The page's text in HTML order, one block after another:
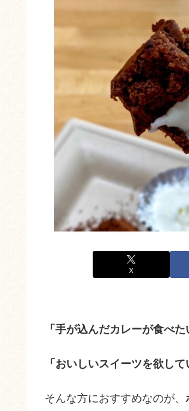
X
「手が込んだカレーが食べた
「おいしいスイーツを欲して
そんな方におすすめなのが、